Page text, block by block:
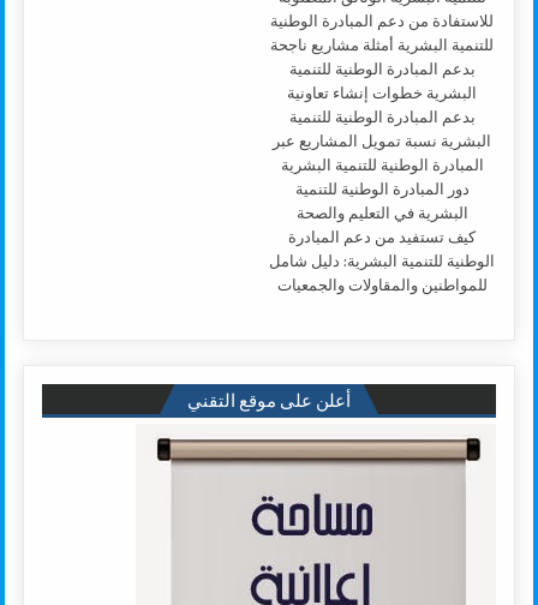
كيف تستفيد من دعم المبادرة
الوطنية للتنمية البشرية: دليل شامل
للمواطنين والمقاولات والجمعيات
أعلن على موقع التقني